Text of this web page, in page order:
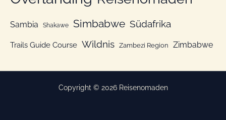
Sambia Shakawe Simbabwe Südafrika
Trails Guide Course Wildnis Zambezi Region Zimbabwe
Copyright © 2026 Reisenomaden